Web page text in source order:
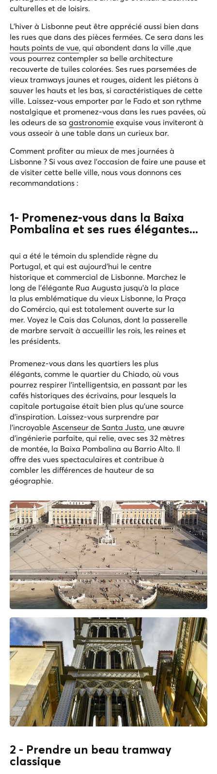
culturelles et de loisirs.
L'hiver à Lisbonne peut être apprécié aussi bien dans
les rues que dans des pièces fermées. Ce sera dans les
hauts points de vue, qui abondent dans la ville ,que
vous pourrez contempler sa belle architecture
recouverte de tuiles colorées. Ses rues parsemées de
vieux tramways jaunes et rouges, aident les piétons à
sauver les hauts et les bas, si caractéristiques de cette
ville. Laissez-vous emporter par le Fado et son rythme
nostalgique et promenez-vous dans les rues pavées, où
les odeurs de sa gastronomie exquise vous inviteront à
vous asseoir à une table dans un curieux bar.
Comment profiter au mieux de mes journées à
Lisbonne ? Si vous avez l'occasion de faire une pause et
de visiter cette belle ville, nous vous donnons ces
recommandations :
1- Promenez-vous dans la Baixa
Pombalina et ses rues élégantes...
qui a été le témoin du splendide règne du
Portugal, et qui est aujourd'hui le centre
historique et commercial de Lisbonne. Marchez le
long de l'élégante Rua Augusta jusqu'à la place
la plus emblématique du vieux Lisbonne, la Praça
do Comércio, qui est totalement ouverte sur la
mer. Voyez le Cais das Colunas, dont la passerelle
de marbre servait à accueillir les rois, les reines et
les présidents.
Promenez-vous dans les quartiers les plus
élégants, comme le quartier du Chiado, où vous
pourrez respirer l'intelligentsia, en passant par les
cafés historiques des écrivains, pour lesquels la
capitale portugaise était bien plus qu'une source
d'inspiration. Laissez-vous surprendre par
l'incroyable Ascenseur de Santa Justa, une œuvre
d'ingénierie parfaite, qui relie, avec ses 32 mètres
de montée, la Baixa Pombalina au Barrio Alto. Il
offre des vues spectaculaires et contribue à
combler les différences de hauteur de sa
géographie.
2 - Prendre un beau tramway
classique